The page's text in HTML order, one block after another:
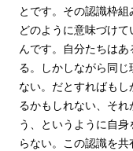
とです。その認識枠
どのように意味づけ
んです。自分たちは
る。しかしながら同
ない。だとすればも
るかもしれない、そ
う、というように自
らない。この認識を